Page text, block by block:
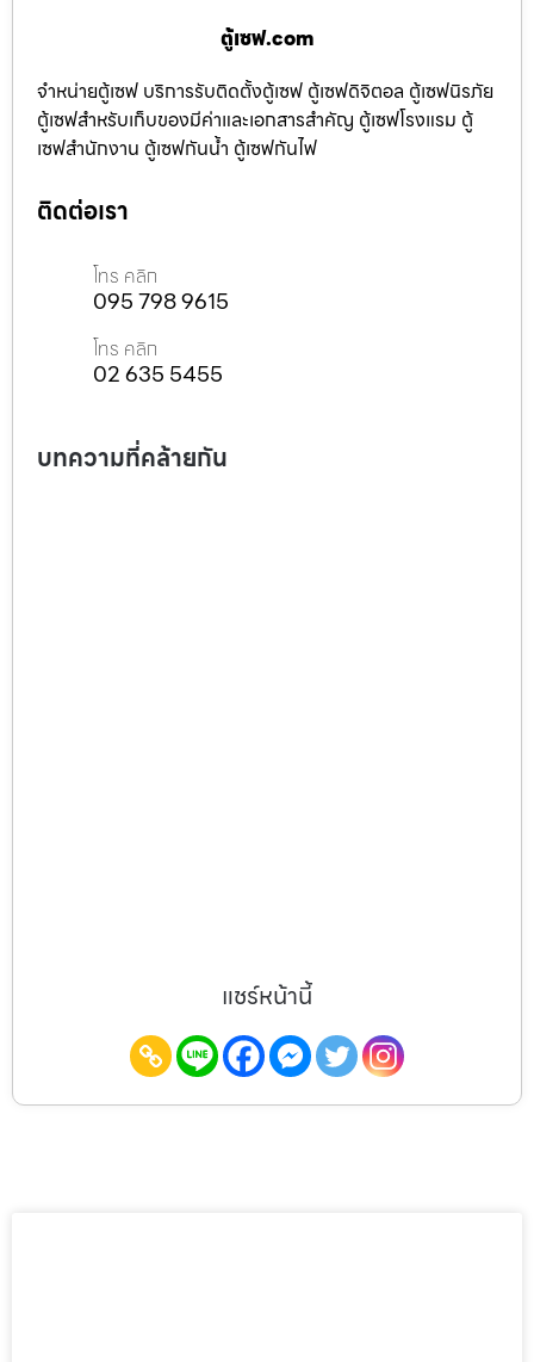
ตู้เซฟ.com
จำหน่ายตู้เซฟ บริการรับติดตั้งตู้เซฟ ตู้เซฟดิจิตอล ตู้เซฟนิรภัย
ตู้เซฟสำหรับเก็บของมีค่าและเอกสารสำคัญ ตู้เซฟโรงแรม ตู้
เซฟสำนักงาน ตู้เซฟกันน้ำ ตู้เซฟกันไฟ
ติดต่อเรา
โทร คลิก
095 798 9615
โทร คลิก
02 635 5455
บทความที่คล้ายกัน
แชร์หน้านี้